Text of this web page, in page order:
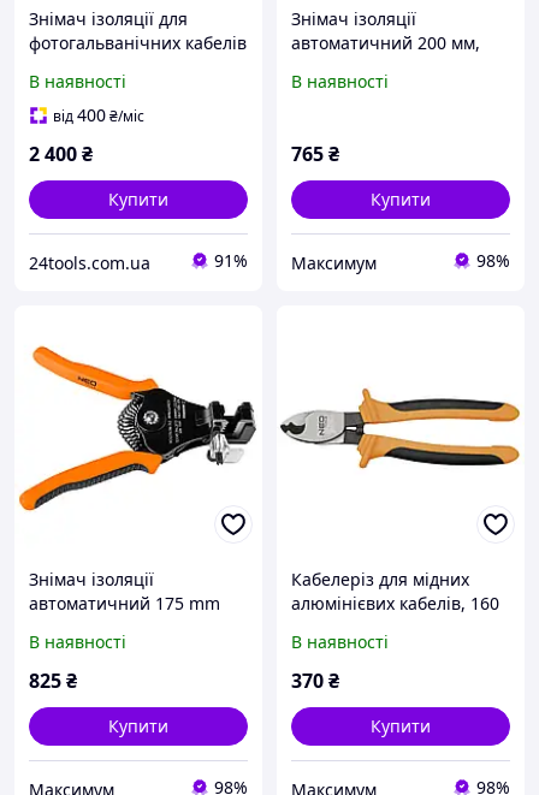
Знімач ізоляції для
фотогальванічних кабелів
В наявності
від400₴/міс
2 400₴
Купити
24tools.com.ua 91%
Знімач ізоляції
автоматичний 200 мм,
В наявності
765₴
Купити
Максимум 98%
Знімач ізоляції
автоматичний 175 mm
В наявності
825₴
Купити
Максимум 98%
Кабелеріз для мідних
алюмінієвих кабелів, 160
В наявності
370₴
Купити
Максимум 98%